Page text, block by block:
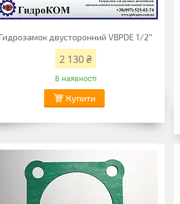
двусторонний VBPDE 1/2''
2 130 ₴
В наявності
Купити